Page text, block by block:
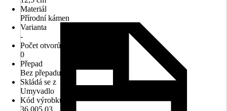
Materiál
Přírodní kámen
Varianta
-
Počet otvorů na kohout
0
Přepad
Bez přepadu
Skládá se z
Umyvadlo
Kód výrobku
36.005.03